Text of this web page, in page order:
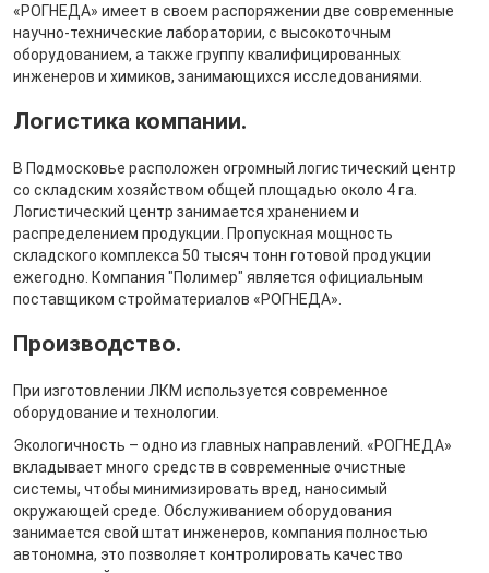
«РОГНЕДА» имеет в своем распоряжении две современные
научно-технические лаборатории, с высокоточным
оборудованием, а также группу квалифицированных
инженеров и химиков, занимающихся исследованиями.
Логистика компании.
В Подмосковье расположен огромный логистический центр
со складским хозяйством общей площадью около 4 га.
Логистический центр занимается хранением и
распределением продукции. Пропускная мощность
складского комплекса 50 тысяч тонн готовой продукции
ежегодно. Компания "Полимер" является официальным
поставщиком стройматериалов «РОГНЕДА».
Производство.
При изготовлении ЛКМ используется современное
оборудование и технологии.
Экологичность – одно из главных направлений. «РОГНЕДА»
вкладывает много средств в современные очистные
системы, чтобы минимизировать вред, наносимый
окружающей среде. Обслуживанием оборудования
занимается свой штат инженеров, компания полностью
автономна, это позволяет контролировать качество